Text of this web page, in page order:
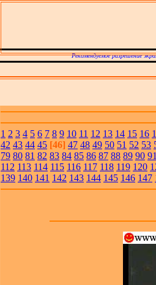
Рекомендуемое разрешение
1 2 3 4 5 6 7 8 9 10 11 12 13 14 15 16
42 43 44 45 [46] 47 48 49 50 51 52 53
79 80 81 82 83 84 85 86 87 88 89 90
112 113 114 115 116 117 118 119 120
139 140 141 142 143 144 145 146 147